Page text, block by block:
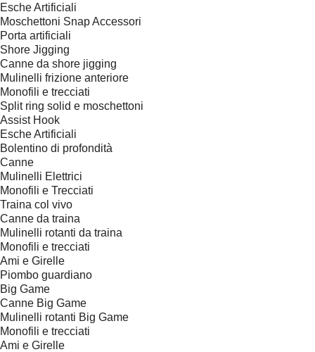
Esche Artificiali
Moschettoni Snap Accessori
Porta artificiali
Shore Jigging
Canne da shore jigging
Mulinelli frizione anteriore
Monofili e trecciati
Split ring solid e moschettoni
Assist Hook
Esche Artificiali
Bolentino di profondità
Canne
Mulinelli Elettrici
Monofili e Trecciati
Traina col vivo
Canne da traina
Mulinelli rotanti da traina
Monofili e trecciati
Ami e Girelle
Piombo guardiano
Big Game
Canne Big Game
Mulinelli rotanti Big Game
Monofili e trecciati
Ami e Girelle